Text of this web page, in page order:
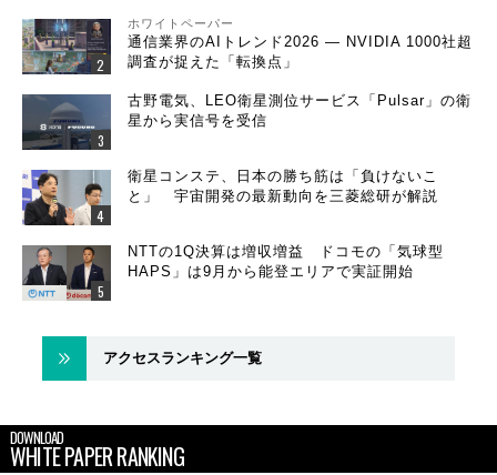
ホワイトペーパー
通信業界のAIトレンド2026 ― NVIDIA 1000社超
調査が捉えた「転換点」
古野電気、LEO衛星測位サービス「Pulsar」の衛
星から実信号を受信
衛星コンステ、日本の勝ち筋は「負けないこ
と」 宇宙開発の最新動向を三菱総研が解説
NTTの1Q決算は増収増益 ドコモの「気球型
HAPS」は9月から能登エリアで実証開始
アクセスランキング一覧
DOWNLOAD
WHITE PAPER RANKING